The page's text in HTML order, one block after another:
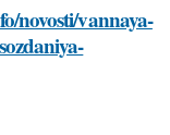
novosti/vannaya-